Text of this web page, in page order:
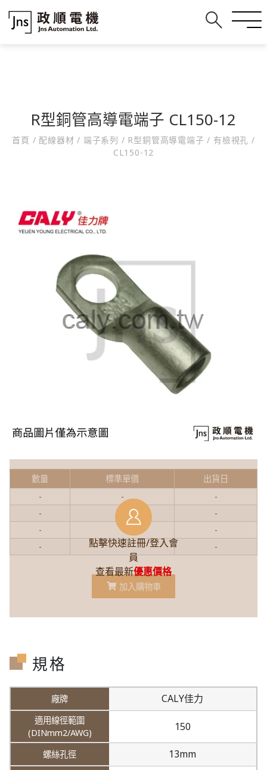
R型銅管高導電端子 CL150-12
首頁 / 配線器材/ 端子系列 / R型銅管高導電端子/ 有檢視孔/
CL150-12
點擊快速註冊/登入會
員
查看最新優惠價格
數量 標準單價
出貨日
-
-
-
-
-
-
-
-
-
- -
加入購物車
規格
CALY佳力
150
13mm